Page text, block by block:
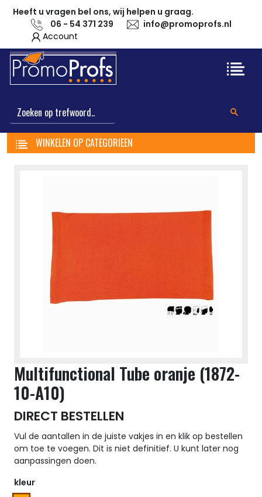
Heeft u vragen bel ons, wij helpen u graag.
06 - 54 371 239
info@promoprofs.nl
Account
WINKELEN OP CATEGORIEEN
Multifunctional Tube oranje (1872-
10-A10)
DIRECT BESTELLEN
Vul de aantallen in de juiste vakjes in en klik op bestellen
om toe te voegen. Dit is niet definitief. U kunt later nog
aanpassingen doen.
kleur